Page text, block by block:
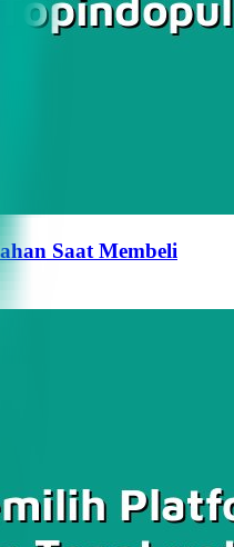
Saat Membeli